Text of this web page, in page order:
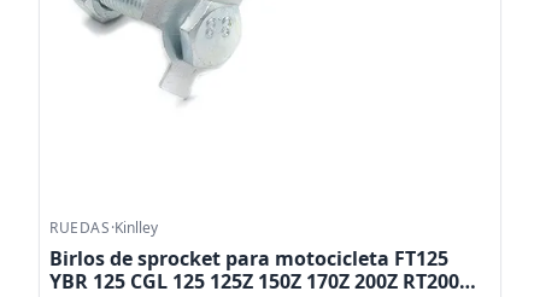
RUEDAS·Kinlley
Birlos de sprocket para motocicleta FT125
YBR 125 CGL 125 125Z 150Z 170Z 200Z RT200